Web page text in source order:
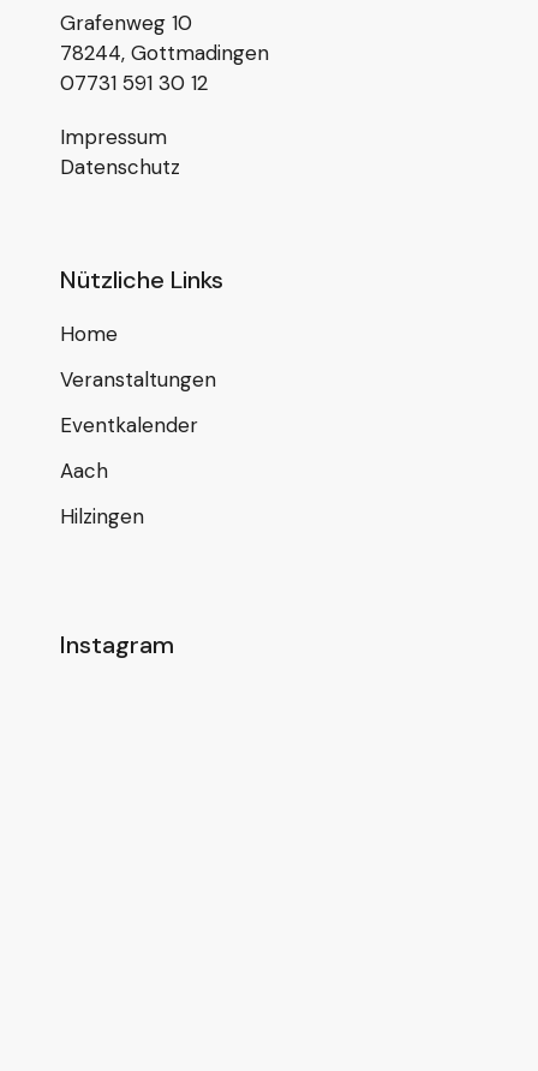
Grafenweg 10
78244, Gottmadingen
07731 591 30 12
Impressum
Datenschutz
Nützliche Links
Home
Veranstaltungen
Eventkalender
Aach
Hilzingen
Instagram